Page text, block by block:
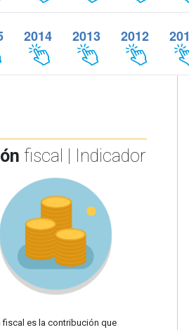
2014 2013 2012
fiscal | Indicador
fiscal es la contribución que